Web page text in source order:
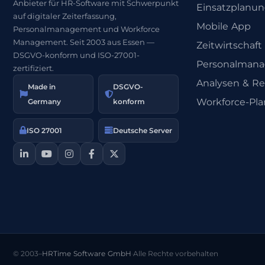
Anbieter für HR-Software mit Schwerpunkt
auf digitaler Zeiterfassung,
Personalmanagement und Workforce
Management. Seit 2003 aus Essen —
DSGVO-konform und ISO-27001-
zertifiziert.
Made in
Germany
DSGVO-
konform
ISO 27001 Deutsche Server
Mobile App
Zeitwirtschaft
Analysen &
Workforce-
© 2003–HRTime Software GmbH·Alle Rechte vorbehalten